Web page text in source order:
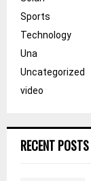
Sports
Technology
Una
Uncategorized
video
RECENT POSTS